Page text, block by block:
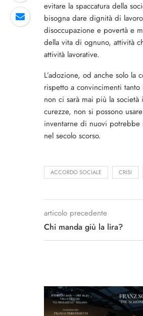
evitare la spaccatura del­la
bisogna dare dignità di
disoccupazio­ne e povertà e
della vita di ognuno, attività
attività lavorative.
L’adozione, od anche solo
rispetto a convinci­menti
non ci sarà mai più la
curezze, non si possono
inventarne di nuovi
nel secolo scorso.
ACCORDO SOCIALE CRISI
articolo precedente
Chi manda giù la lira?